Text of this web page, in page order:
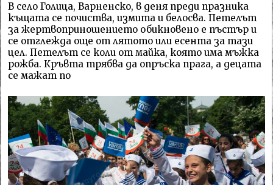
В село Голица, Варненско, в деня преди празника
къщата се почиства, измита и белосва. Петелът
за жертвоприношението обикновено е пъстър и
се отглежда още от лятото или есента за тази
цел. Петелът се коли от майка, която има мъжка
рожба. Кръвта трябва да опръска прага, а децата
се мажат по